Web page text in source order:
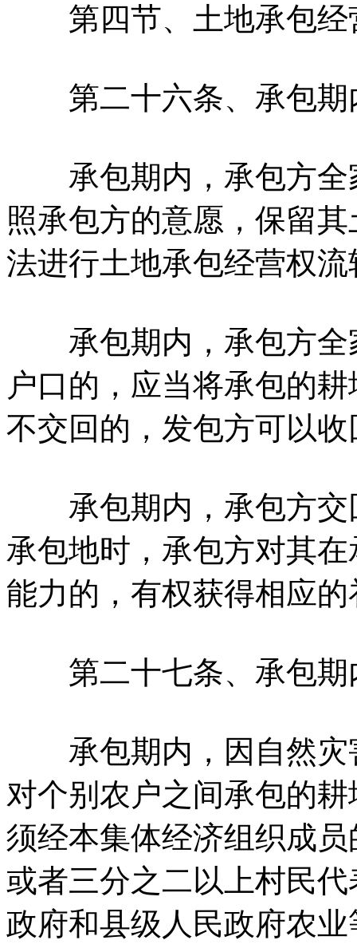
第四节、土地承包经
第二十六条、承包期
承包期内，承包方全
照承包方的意愿，保留
法进行土地承包经营权流
承包期内，承包方全
户口的，应当将承包的
不交回的，发包方可以
承包期内，承包方交
承包地时，承包方对其
能力的，有权获得相应的
第二十七条、承包期
承包期内，因自然灾
对个别农户之间承包的
须经本集体经济组织成
或者三分之二以上村民
政府和县级人民政府农